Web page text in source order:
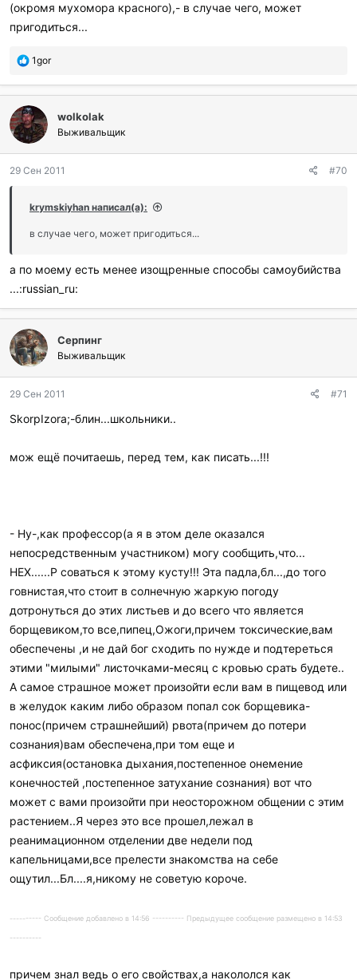
(окромя мухомора красного),- в случае чего, может
пригодиться...
П
б
л
а
г
о
а
и
и
1gor
wolkolak
Выживальщик
29 Сен 2011 #70
krymskiyhan написал(а):
в случае чего, может пригодиться...
а по моему есть менее изощренные способы самоубийства
...:russian_ru:
Серпинг
Выживальщик
29 Сен 2011 #71
SkorpIzora;-блин...школьники..
мож ещё почитаешь, перед тем, как писать...!!!
- Ну-,как профессор(а я в этом деле оказался
непосредственным участником) могу сообщить,что...
НЕХ......Р соваться к этому кусту!!! Эта падла,бл...,до того
говнистая,что стоит в солнечную жаркую погоду
дотронуться до этих листьев и до всего что является
борщевиком,то все,пипец,Ожоги,причем токсические,вам
обеспечены ,и не дай бог сходить по нужде и подтереться
этими "милыми" листочками-месяц с кровью срать будете..
А самое страшное может произойти если вам в пищевод или
в желудок каким либо образом попал сок борщевика-
понос(причем страшнейший) рвота(причем до потери
сознания)вам обеспечена,при том еще и
асфиксия(остановка дыхания,постепенное онемение
конечностей ,постепенное затухание сознания) вот что
может с вами произойти при неосторожном общении с этим
растением..Я через это все прошел,лежал в
реанимационном отделении две недели под
капельницами,все прелести знакомства на себе
ощутил...Бл....я,никому не советую короче.
---------- Сообщение добавлено в 14:56 ---------- Предыдущее сообщение размещено в 14:53
----------
причем знал ведь о его свойствах,а накололся как